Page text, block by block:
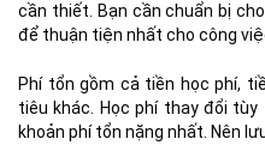
cần thiết. Bạn cần chuẩn bị
để thuận tiện nhất cho công
Phí tổn gồm cả tiền học phí,
tiêu khác. Học phí thay đổi
khoản phí tổn nặng nhất. Nên